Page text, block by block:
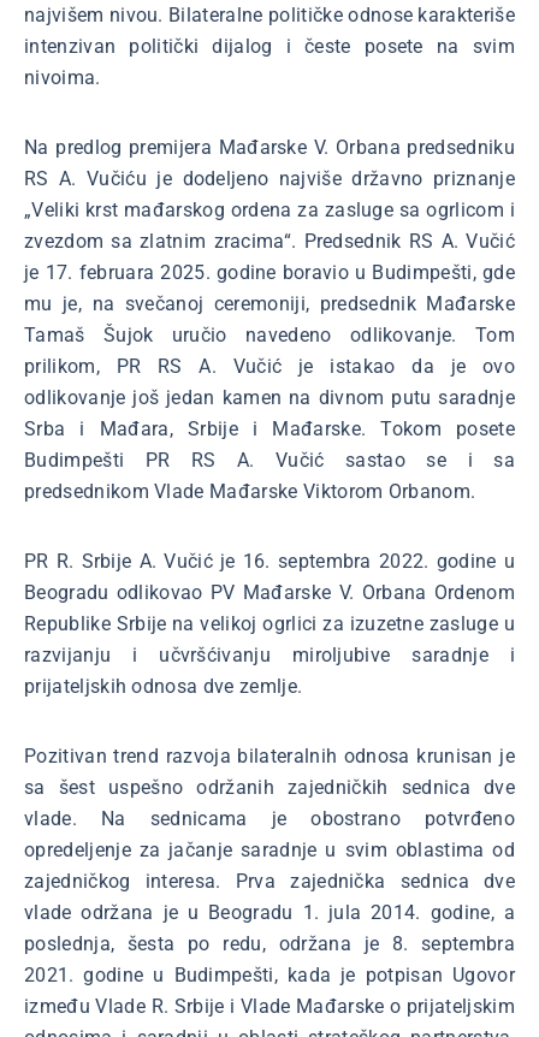
najvišem nivou. Bilateralne političke odnose karakteriše
intenzivan politički dijalog i česte posete na svim
nivoima.
Na predlog premijera Mađarske V. Orbana predsedniku
RS A. Vučiću je dodeljeno najviše državno priznanje
„Veliki krst mađarskog ordena za zasluge sa ogrlicom i
zvezdom sa zlatnim zracima“. Predsednik RS A. Vučić
je 17. februara 2025. godine boravio u Budimpešti, gde
mu je, na svečanoj ceremoniji, predsednik Mađarske
Tamaš Šujok uručio navedeno odlikovanje. Tom
prilikom, PR RS A. Vučić je istakao da je ovo
odlikovanje još jedan kamen na divnom putu saradnje
Srba i Mađara, Srbije i Mađarske. Tokom posete
Budimpešti PR RS A. Vučić sastao se i sa
predsednikom Vlade Mađarske Viktorom Orbanom.
PR R. Srbije A. Vučić je 16. septembra 2022. godine u
Beogradu odlikovao PV Mađarske V. Orbana Ordenom
Republike Srbije na velikoj ogrlici za izuzetne zasluge u
razvijanju i učvršćivanju miroljubive saradnje i
prijateljskih odnosa dve zemlje.
Pozitivan trend razvoja bilateralnih odnosa krunisan je
sa šest uspešno održanih zajedničkih sednica dve
vlade. Na sednicama je obostrano potvrđeno
opredeljenje za jačanje saradnje u svim oblastima od
zajedničkog interesa. Prva zajednička sednica dve
vlade održana je u Beogradu 1. jula 2014. godine, a
poslednja, šesta po redu, održana je 8. septembra
2021. godine u Budimpešti, kada je potpisan Ugovor
između Vlade R. Srbije i Vlade Mađarske o prijateljskim